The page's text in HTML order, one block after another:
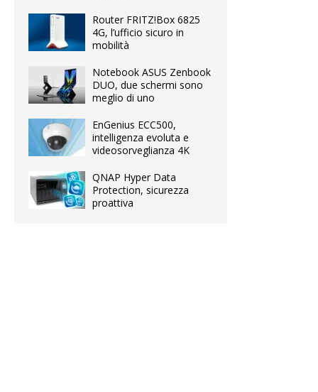
Router FRITZ!Box 6825
4G, l’ufficio sicuro in
mobilità
Notebook ASUS Zenbook
DUO, due schermi sono
meglio di uno
EnGenius ECC500,
intelligenza evoluta e
videosorveglianza 4K
QNAP Hyper Data
Protection, sicurezza
proattiva